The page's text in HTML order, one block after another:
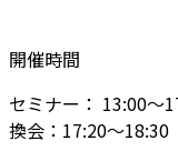
開催時間
セミナー： 13:00～
換会：17:20～18:30